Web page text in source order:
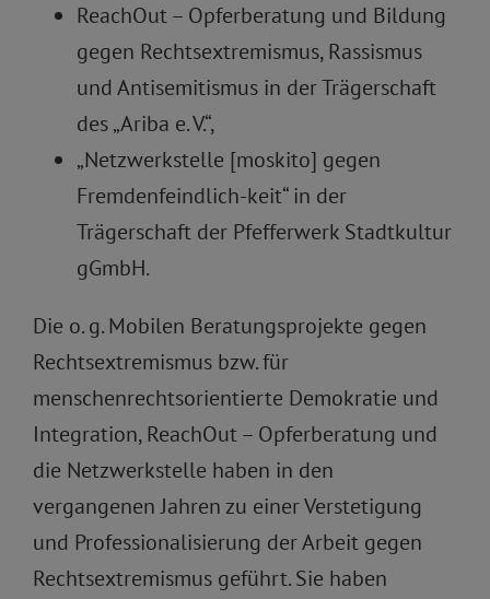
ReachOut – Opferberatung und Bildung
gegen Rechtsextremismus, Rassismus
und Antisemitismus in der Trägerschaft
des „Ariba e. V.“,
„Netzwerkstelle [moskito] gegen
Fremdenfeindlich-keit“ in der
Trägerschaft der Pfefferwerk Stadtkultur
gGmbH.
Die o. g. Mobilen Beratungsprojekte gegen
Rechtsextremismus bzw. für
menschenrechtsorientierte Demokratie und
Integration, ReachOut – Opferberatung und
die Netzwerkstelle haben in den
vergangenen Jahren zu einer Verstetigung
und Professionalisierung der Arbeit gegen
Rechtsextremismus geführt. Sie haben